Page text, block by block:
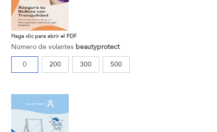
Haga clic para abrir el PDF
Número de volantes beautyprotect
0
200 300 500